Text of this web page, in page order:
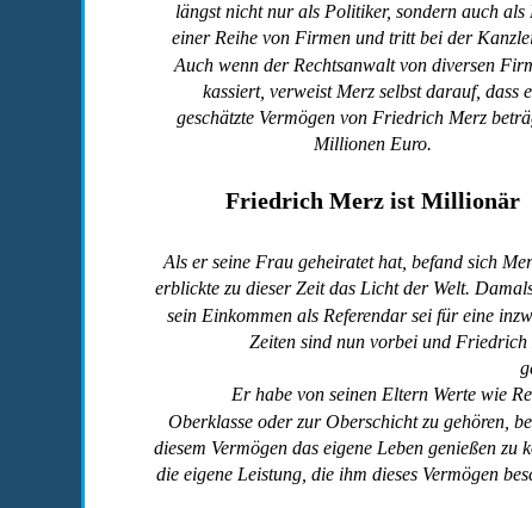
längst nicht nur als Politiker, sondern auch
einer Reihe von Firmen und tritt bei der
Auch wenn der Rechtsanwalt von diversen
kassiert, verweist Merz selbst darauf,
geschätzte Vermögen von Friedrich Merz
Millionen Euro.
Friedrich Merz ist Millionär
Als er seine Frau geheiratet hat, befand sich
erblickte zu dieser Zeit das Licht der Welt.
sein Einkommen als Referendar sei für eine
Zeiten sind nun vorbei und
Er habe von seinen Eltern Werte wie
Oberklasse oder zur Oberschicht zu gehören,
diesem Vermögen das eigene Leben genießen zu
die eigene Leistung, die ihm dieses Vermögen